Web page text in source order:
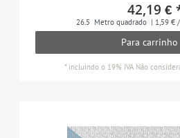
42,19 €
26.5 Metro quadrado | 1,59 €
Para carrinho
* incluindo o 19% IVA Não